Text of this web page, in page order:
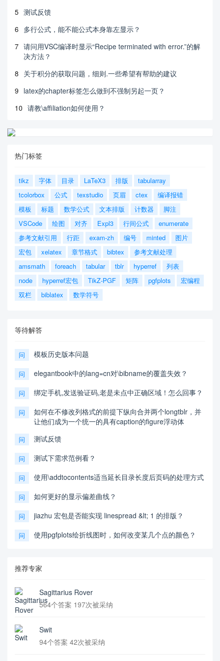
5 测试反馈
6 多行公式，能不能公式本身靠左显示？
7 请问用VSC编译时显示“Recipe terminated with error.”的解
决方法？
8 关于积分的获取问题，细则.一些希望有帮助的建议
9 latex的chapter标签怎么做到不强制另起一页？
10 请教\affiliation如何使用？
热门标签
tikz 字体 目录 LaTeX3 排版
tabularray
tcolorbox
公式 texstudio 页眉 ctex
编译报错
模板
标题 数学公式 文本排版 计数器
脚注
VSCode
绘图 对齐 Expl3 行间公式
enumerate
参考文献引用
行距 exam-zh 编号 minted
图片
宏包
xelatex 章节格式 bibtex
参考文献处理
amsmath
foreach tabular tblr hyperref
列表
node
hyperref宏包 TikZ-PGF 矩阵 pgfplots
宏编程
双栏
biblatex 数学符号
等待解答
问 模板历史版本问题
问 elegantbook中的lang=cn对\bibname的覆盖失效？
问 绑定手机,发送验证码,老是未点中正确区域！怎么回事？
问
如何在不修改列格式的前提下纵向合并两个longtblr，并
让他们成为一个统一的具有caption的figure浮动体
问 测试反馈
问 测试下需求范例看？
问 使用\addtocontents适当延长目录长度后页码的处理方式
问 如何更好的显示偏差曲线？
问 jiazhu 宏包是否能实现 linespread &lt; 1 的排版？
问 使用pgfplots绘折线图时，如何改变某几个点的颜色？
推荐专家
Sagittarius Rover
564个答案 197次被采纳
Swit
94个答案 42次被采纳